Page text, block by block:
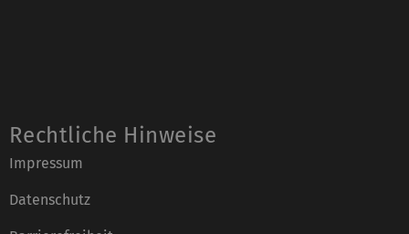
Rechtliche Hinweise
Impressum
Datenschutz